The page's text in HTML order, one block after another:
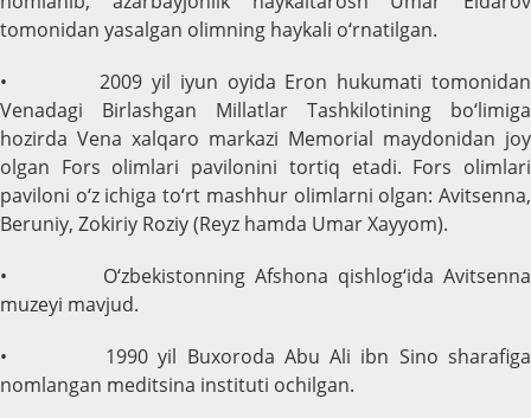
tomonidan yasalgan olimning haykali o‘rnatilgan.
• 2009 yil iyun oyida Eron hukumati tomonidan
Venadagi Birlashgan Millatlar Tashkilotining bo‘limiga
hozirda Vena xalqaro markazi Memorial maydonidan joy
olgan Fors olimlari pavilonini tortiq etadi. Fors olimlari
paviloni o‘z ichiga to‘rt mashhur olimlarni olgan: Avitsenna,
Beruniy, Zokiriy Roziy (Reyz hamda Umar Xayyom).
• O‘zbekistonning Afshona qishlog‘ida Avitsenna
muzeyi mavjud.
• 1990 yil Buxoroda Abu Ali ibn Sino sharafiga
nomlangan meditsina instituti ochilgan.